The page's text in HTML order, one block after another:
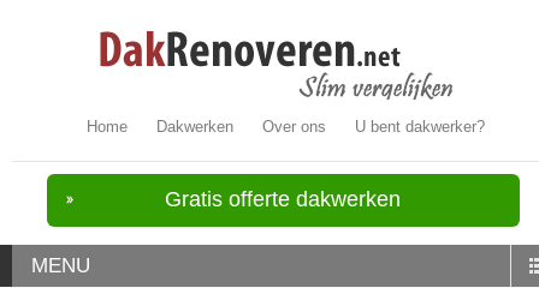
Home Dakwerken Over ons U bent dakwerker?
Gratis offerte dakwerken
MENU